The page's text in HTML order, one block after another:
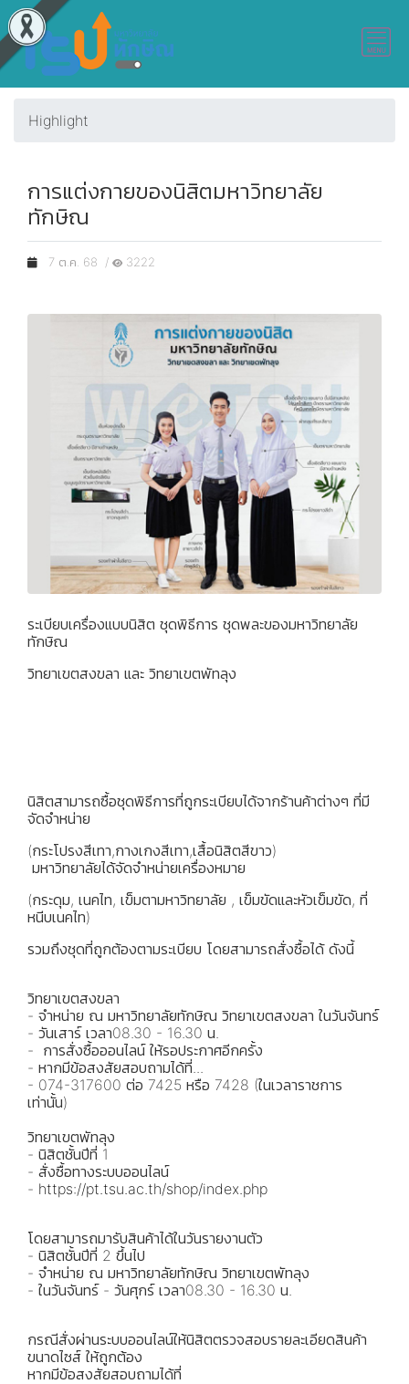
Highlight
การแต่งกายของนิสิตมหาวิทยาลัย
ทักษิณ
7 ต.ค. 68 / 3222
ระเบียบเครื่องแบบนิสิต ชุดพิธีการ ชุดพละของมหาวิทยาลัย
ทักษิณ
วิทยาเขตสงขลา และ วิทยาเขตพัทลุง
นิสิตสามารถซื้อชุดพิธีการที่ถูกระเบียบได้จากร้านค้าต่างๆ ที่มี
จัดจำหน่าย
(กระโปรงสีเทา,กางเกงสีเทา,เสื้อนิสิตสีขาว)
มหาวิทยาลัยได้จัดจำหน่ายเครื่องหมาย
(กระดุม, เนคไท, เข็มตามหาวิทยาลัย , เข็มขัดและหัวเข็มขัด, ที่
หนีบเนคไท)
รวมถึงชุดที่ถูกต้องตามระเบียบ โดยสามารถสั่งซื้อได้ ดังนี้
วิทยาเขตสงขลา
- จำหน่าย ณ มหาวิทยาลัยทักษิณ วิทยาเขตสงขลา ในวันจันทร์
- วันเสาร์ เวลา08.30 - 16.30 น.
- การสั่งซื้อออนไลน์ ให้รอประกาศอีกครั้ง
- หากมีข้อสงสัยสอบถามได้ที่...
- 074-317600 ต่อ 7425 หรือ 7428 (ในเวลาราชการ
เท่านั้น)
วิทยาเขตพัทลุง
- นิสิตชั้นปีที่ 1
- สั่งซื้อทางระบบออนไลน์
- https://pt.tsu.ac.th/shop/index.php
โดยสามารถมารับสินค้าได้ในวันรายงานตัว
- นิสิตชั้นปีที่ 2 ขึ้นไป
- จำหน่าย ณ มหาวิทยาลัยทักษิณ วิทยาเขตพัทลุง
- ในวันจันทร์ - วันศุกร์ เวลา08.30 - 16.30 น.
กรณีสั่งผ่านระบบออนไลน์ให้นิสิตตรวจสอบรายละเอียดสินค้า
ขนาดไซส์ ให้ถูกต้อง
หากมีข้อสงสัยสอบถามได้ที่